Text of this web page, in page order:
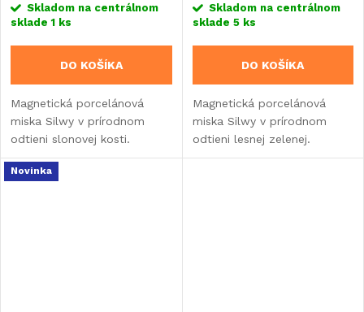
Skladom na centrálnom
sklade1 ks
DO KOŠÍKA
Magnetická porcelánová
miska Silwy v prírodnom
odtieni slonovej kosti.
Súprava 2 ks, objem 0,6 l.
Skladom na centrálnom
sklade 5 ks
DO KOŠÍKA
Magnetická porcelánová
miska Silwy v prírodnom
odtieni lesnej zelenej.
Súprava 2 ks, objem 0,6 l
Novinka